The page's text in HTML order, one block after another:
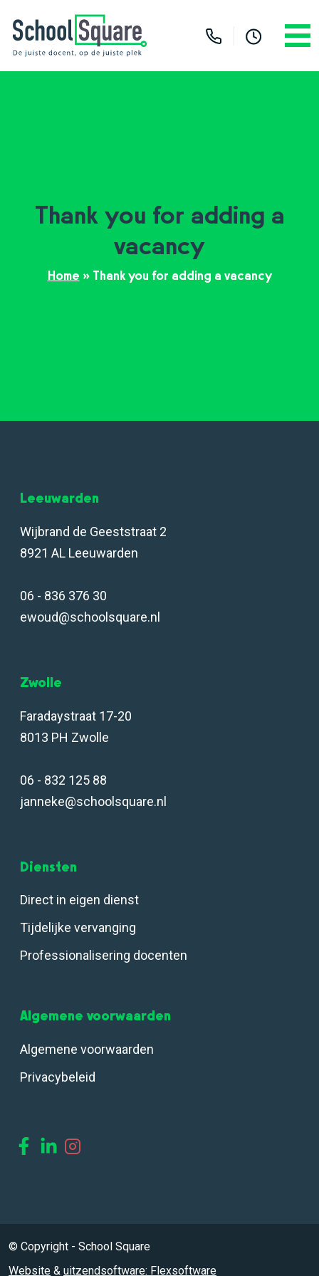
Thank you for adding a
vacancy
Home » Thank you for adding a vacancy
Leeuwarden
Wijbrand de Geeststraat 2
8921 AL Leeuwarden
06 - 836 376 30
ewoud@schoolsquare.nl
Zwolle
Faradaystraat 17-20
8013 PH Zwolle
06 - 832 125 88
janneke@schoolsquare.nl
Diensten
Direct in eigen dienst
Tijdelijke vervanging
Professionalisering docenten
Algemene voorwaarden
Algemene voorwaarden
Privacybeleid
© Copyright - School Square
Website & uitzendsoftware: Flexsoftware